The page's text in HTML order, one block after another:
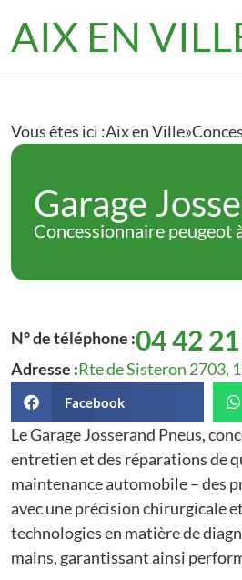
AIX EN
Vous êtes ici :Aix en Ville»
Garage
Concessionnaire peugeot
N° de téléphone :04 42
Adresse :Rte de Sisteron 2703,
Facebook
Le Garage Josserand Pneus,
entretien et des réparations de
maintenance automobile – des
avec une précision chirurgicale
technologies en matière de
mains, garantissant ainsi